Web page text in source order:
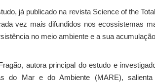
já publicado na revista Science of the
vez mais difundidos nos ecossistemas
no meio ambiente e a sua
autora principal do estudo e
do Mar e do Ambiente (MARE),